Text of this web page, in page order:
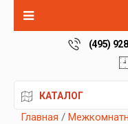
(495)
КАТАЛОГ
Главная /